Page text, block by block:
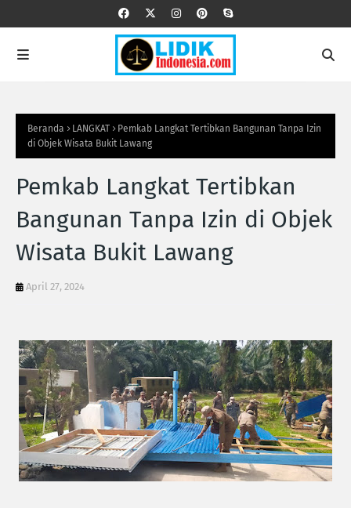
Beranda LANGKAT
Pemkab Langkat Tertibkan Bangunan Tanpa Izin
di Objek Wisata Bukit Lawang
Pemkab Langkat Tertibkan
Bangunan Tanpa Izin di Objek
Wisata Bukit Lawang
April 27, 2024